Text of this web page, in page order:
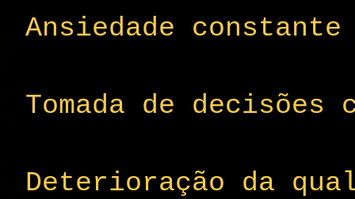
Ansiedade constante
Tomada de decisões
Deterioração da